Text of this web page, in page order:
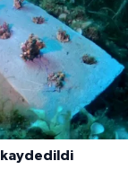
kaydedildi